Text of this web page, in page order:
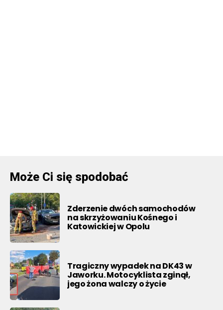
Może Ci się spodobać
Zderzenie dwóch samochodów
na skrzyżowaniu Kośnego i
Katowickiej w Opolu
Tragiczny wypadek na DK43 w
Jaworku. Motocyklista zginął,
jego żona walczy o życie